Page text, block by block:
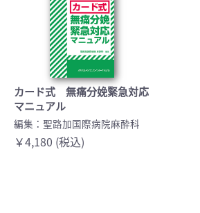
カード式 無痛分娩緊急対応
マニュアル
編集：聖路加国際病院麻酔科
￥4,180 (税込)